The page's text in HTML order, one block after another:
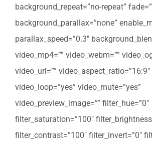
background_repeat=”no-repeat”
background_parallax=”none”
parallax_speed=”0.3″
video_mp4=”” video_webm=””
video_url=”” video_aspect_ratio=”16:9″
video_loop=”yes” video_mute=”yes”
video_preview_image=”” filter_hue=”0″
filter_saturation=”100″
filter_contrast=”100″ filter_invert=”0″